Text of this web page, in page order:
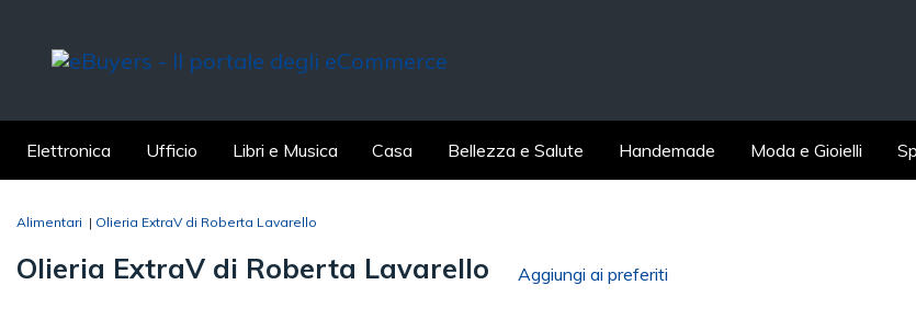
Elettronica Ufficio Libri e Musica Casa Bellezza e Salute Handemade Moda e Gioielli
Alimentari | Olieria ExtraV di Roberta Lavarello
Olieria ExtraV di Roberta Lavarello Aggiungi ai preferiti